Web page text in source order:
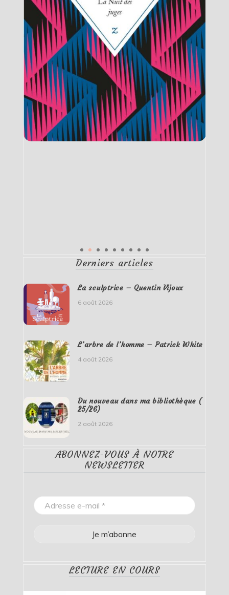
Derniers articles
La sculptrice – Quentin Vijoux
6 août 2026
L’arbre de l’homme – Patrick White
4 août 2026
Du nouveau dans ma bibliothèque (
25/26)
2 août 2026
ABONNEZ-VOUS À NOTRE
NEWSLETTER
LECTURE EN COURS